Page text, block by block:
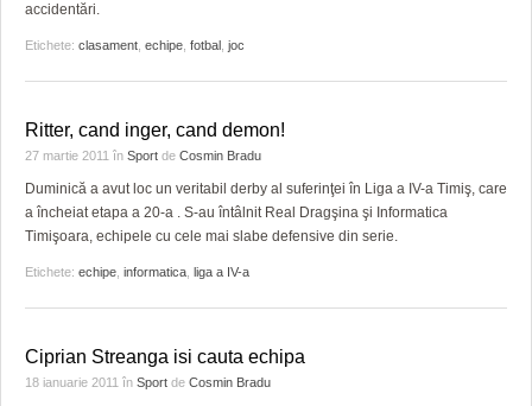
accidentări.
Etichete: clasament echipe fotbal joc
Ritter, cand inger, cand demon!
27 martie 2011 în Sport de Cosmin Bradu
Duminică a avut loc un veritabil derby al suferinţei în Liga a IV-a Timiş, care
a încheiat etapa a 20-a . S-au întâlnit Real Dragşina şi Informatica
Timişoara, echipele cu cele mai slabe defensive din serie.
Etichete: echipe informatica liga a IV-a
Ciprian Streanga isi cauta echipa
18 ianuarie 2011 în Sport de Cosmin Bradu